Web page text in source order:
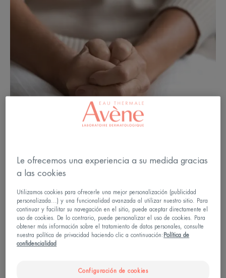
Psoriasis genital: síntomas
Dado que afecta a una parte íntima de nuestro
Le ofrecemos una experiencia a su medida gracias
a las cookies
Utilizamos cookies para ofrecerle una mejor personalización (publicidad
personalizada...) y una funcionalidad avanzada al utilizar nuestro sitio. Para
continuar y facilitar su navegación en el sitio, puede aceptar directamente el
uso de cookies. De lo contrario, puede personalizar el uso de cookies. Para
obtener más información sobre el tratamiento de datos personales, consulte
nuestra política de privacidad haciendo clic a continuación: Política de
confidencialidad
Configuración de cookies